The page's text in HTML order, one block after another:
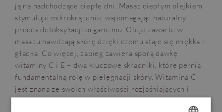
BLOG POGODA VOUCHER
ją na nadchodzące ciepłe dni. Masaż ciepłym olejkiem
stymuluje mikrokrążenie, wspomagając naturalny
proces detoksykacji organizmu. Oleje zawarte w
masażu nawilżają skórę dzięki czemu staje się miękka i
gładka. Co więcej, zabieg zawiera sporą dawkę
witaminy C i E – dwa kluczowe składniki, które pełnią
fundamentalną rolę w pielęgnacji skóry. Witamina C
jest znana ze swoich właściwości rozjaśniających i